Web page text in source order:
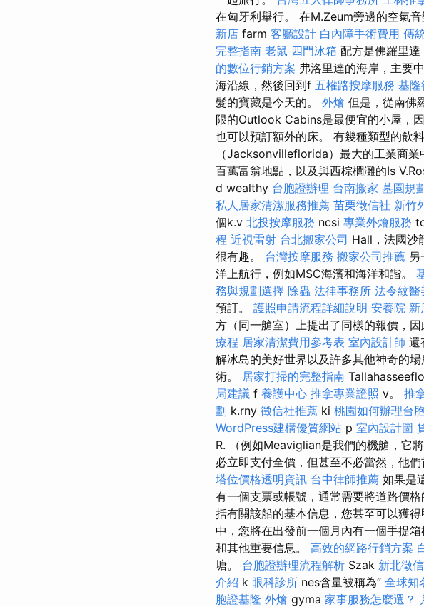
在匈牙利舉行。 在M.Zeum旁邊的空氣
新店 farm 客廳設計 白內障手術費用 傳
完整指南 老鼠 四門冰箱 配方是佛羅里達
的數位行銷方案 弗洛里達的海岸，主要
海沿線，然後回到f 五權路按摩服務 基隆
髮的寶藏是今天的。 外燴 但是，從南佛
限的Outlook Cabins是最便宜的小屋，
也可以預訂額外的床。 有幾種類型的飲
（Jacksonvilleflorida）最大的工業商業
百萬富翁地點，以及與西棕櫚灘的Is
d wealthy 台胞證辦理 台南搬家 墓園規
私人居家清潔服務推薦 苗栗徵信社 新竹
個k.v 北投按摩服務 ncsi 專業外燴服務
程 近視雷射 台北搬家公司 Hall，法國沙
很有趣。 台灣按摩服務 搬家公司推薦
洋上航行，例如MSC海濱和海洋和諧。
務與規劃選擇 除蟲 法律事務所 法令紋醫
預訂。 護照申請流程詳細說明 安養院 新
方（同一艙室）上提出了同樣的報價，
療程 居家清潔費用參考表 室內設計師 還
解冰島的美好世界以及許多其他神奇的
術。 居家打掃的完整指南
局建議 f 養護中心 推拿專業證照 v。 推
劃 k.rny 徵信社推薦 ki 桃園如何辦理台
WordPress建構優質網站 p 室內設計圖
R. （例如Meaviglian是我們的機艙，它
必立即支付全價，但甚至不必當然，他
塔位價格透明資訊 台中律師推薦 如果是
有一個支票或帳號，通常需要將道路價格
括有關該船的基本信息，您甚至可以獲得
中，您將在出發前一個月內有一個手提
和其他重要信息。 高效的網路行銷方案
塘。 台胞證辦理流程解析 Szak 新北徵
介紹 k 眼科診所 nes含量被稱為“ 全球知
胞證基隆 外燴 gyma 家事服務怎麼選？